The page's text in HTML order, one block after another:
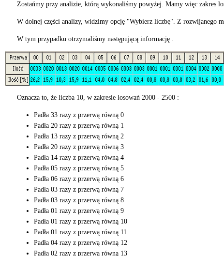
Zostańmy przy analizie, którą wykonaliśmy powyżej. Mamy więc zakres
W dolnej części analizy, widzimy opcję "Wybierz liczbę". Z rozwijanego
W tym przypadku otrzymaliśmy następującą informację :
Oznacza to, że liczba 10, w zakresie losowań 2000 - 2500 :
Padła 33 razy z przerwą równą 0
Padła 20 razy z przerwą równą 1
Padła 13 razy z przerwą równą 2
Padła 20 razy z przerwą równą 3
Padła 14 razy z przerwą równą 4
Padła 05 razy z przerwą równą 5
Padła 06 razy z przerwą równą 6
Padła 03 razy z przerwą równą 7
Padła 03 razy z przerwą równą 8
Padła 01 razy z przerwą równą 9
Padła 01 razy z przerwą równą 10
Padła 01 razy z przerwą równą 11
Padła 04 razy z przerwą równą 12
Padła 02 razy z przerwą równą 13